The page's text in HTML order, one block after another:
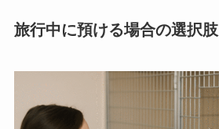
旅行中に預ける場合の選択肢